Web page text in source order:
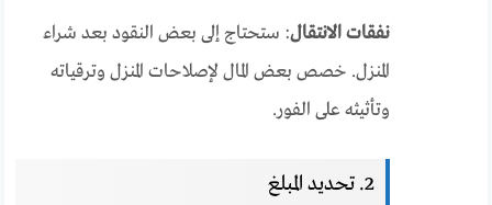
نفقات الانتقال: ستحتاج إلى بعض النقود بعد شراء
المنزل. خصص بعض المال لإصلاحات المنزل وترقياته
وتأثيثه على الفور.
2. تحديد المبلغ